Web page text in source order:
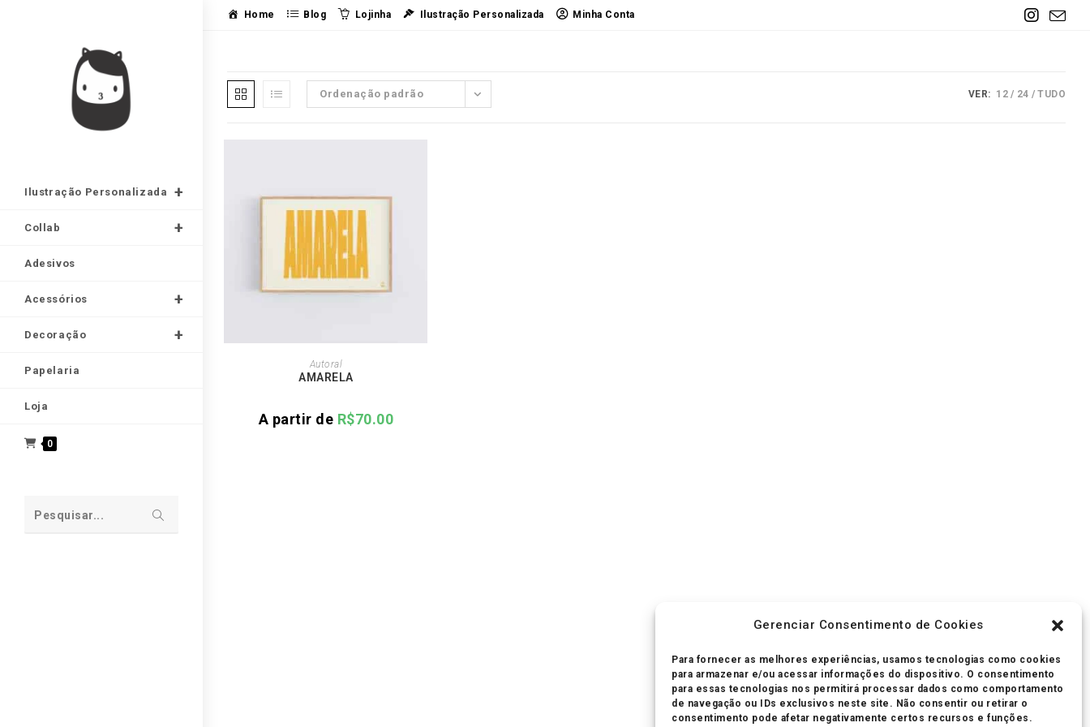
Gerenciar Consentimento de Cookies
Para fornecer as melhores experiências, usamos tecnologias como cookies
para armazenar e/ou acessar informações do dispositivo. O consentimento
para essas tecnologias nos permitirá processar dados como comportamento
de navegação ou IDs exclusivos neste site. Não consentir ou retirar o
consentimento pode afetar negativamente certos recursos e funções.
Home Blog Lojinha Ilustração Personalizada Minha Conta
Ilustração Personalizada
Collab
Adesivos
Acessórios
Decoração
Papelaria
Loja
0
Pesquisar...
pesquisa
Ordenação padrão VER: 12 24 TUDO
SELECCIONE OPÇÕES
produto
tem
várias
opções
podem
Autoral
AMARELA
A partir de R$70.00